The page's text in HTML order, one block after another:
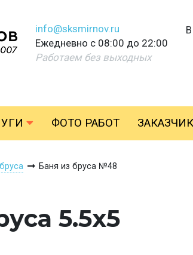
info@sksmirnov.ru
Ежедневно с 08:00 до 22:00
Работаем без выходных
В
ФОТО РАБОТ
Баня из бруса №48
5.5х5